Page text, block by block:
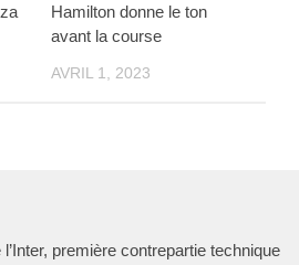
Hamilton donne le ton
avant la course
AVRIL 1, 2023
première contrepartie technique